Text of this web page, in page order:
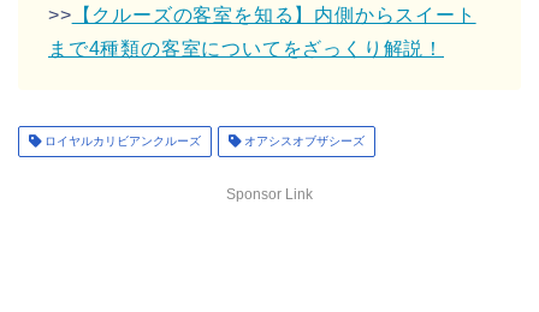
>> 【クルーズの客室を知る】内側からスイート
まで4種類の客室についてをざっくり解説！
ロイヤルカリビアンクルーズ オアシスオブザシーズ
Sponsor Link